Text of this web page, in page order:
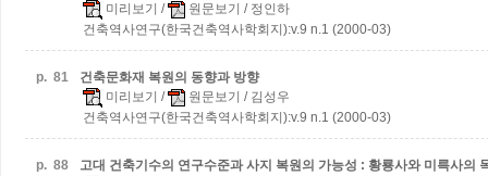
미리보기 / 원문보기 / 정인하
건축역사연구(한국건축역사학회지):v.9 n.1 (2000-03)
p. 81
건축문화재 복원의 동향과 방향
미리보기 / 원문보기 / 김성우
건축역사연구(한국건축역사학회지):v.9 n.1 (2000-03)
p. 88
고대 건축기수의 연구수준과 사지 복원의 가능성 : 황룡사와 미륵사의